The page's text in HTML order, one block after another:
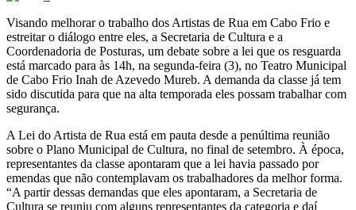
Visando melhorar o trabalho dos Artistas de Rua em Cabo Frio e
estreitar o diálogo entre eles, a Secretaria de Cultura e a
Coordenadoria de Posturas, um debate sobre a lei que os resguarda
está marcado para às 14h, na segunda-feira (3), no Teatro Municipal
de Cabo Frio Inah de Azevedo Mureb. A demanda da classe já tem
sido discutida para que na alta temporada eles possam trabalhar com
segurança.
A Lei do Artista de Rua está em pauta desde a penúltima reunião
sobre o Plano Municipal de Cultura, no final de setembro. À época,
representantes da classe apontaram que a lei havia passado por
emendas que não contemplavam os trabalhadores da melhor forma.
“A partir dessas demandas que eles apontaram, a Secretaria de
Cultura se reuniu com alguns representantes da categoria e daí